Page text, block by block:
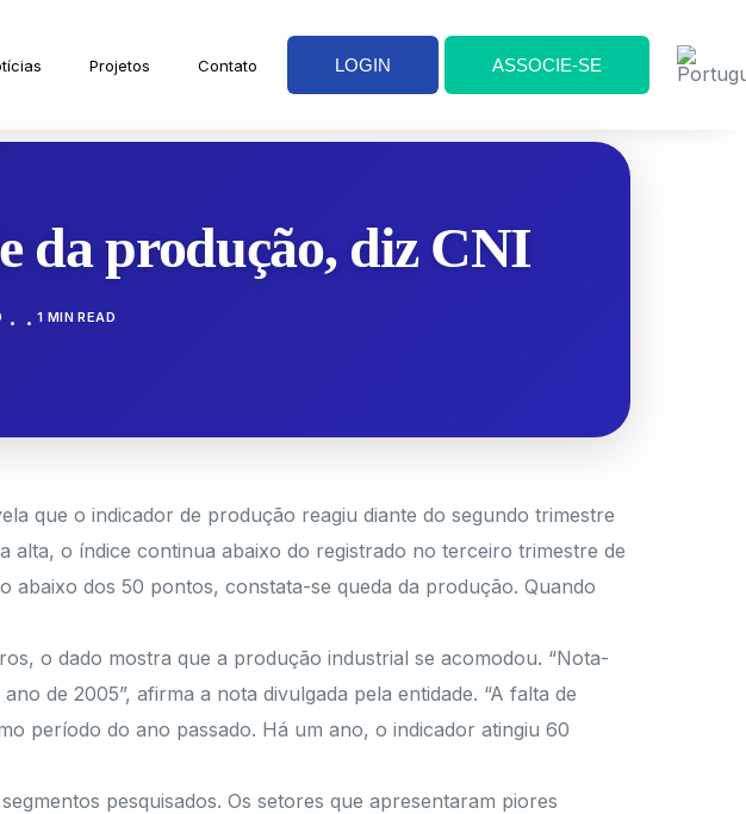
Projetos Contato LOGIN ASSOCIE-SE
da produção, diz CNI
1 MIN READ
que o indicador de produção reagiu diante do segundo trimestre
o índice continua abaixo do registrado no terceiro trimestre de
abaixo dos 50 pontos, constata-se queda da produção. Quando
o dado mostra que a produção industrial se acomodou. “Nota-
de 2005”, afirma a nota divulgada pela entidade. “A falta de
período do ano passado. Há um ano, o indicador atingiu 60
pesquisados. Os setores que apresentaram piores